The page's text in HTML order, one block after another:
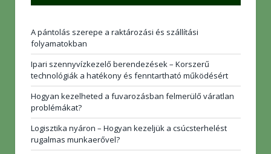
A pántolás szerepe a raktározási és szállítási
folyamatokban
Ipari szennyvízkezelő berendezések – Korszerű
technológiák a hatékony és fenntartható működésért
Hogyan kezelheted a fuvarozásban felmerülő váratlan
problémákat?
Logisztika nyáron – Hogyan kezeljük a csúcsterhelést
rugalmas munkaerővel?